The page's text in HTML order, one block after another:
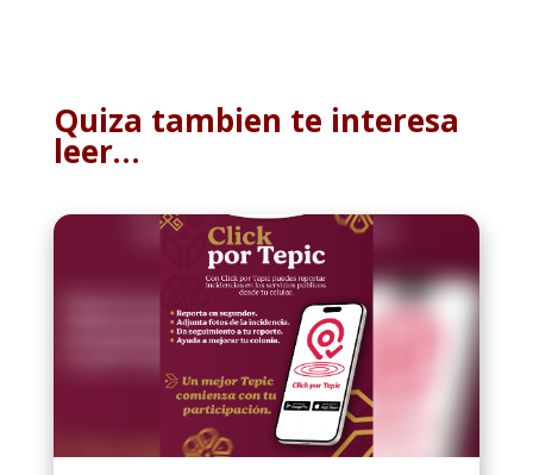
Quiza tambien te interesa
leer…